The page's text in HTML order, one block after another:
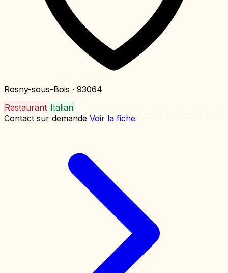
Rosny-sous-Bois · 93064
Restaurant Italian
Contact sur demande Voir la fiche